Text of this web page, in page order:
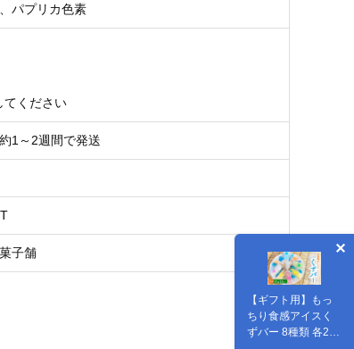
【ギフト用】もっ
ちり食感アイスく
ずバー 8種類 各2本
パプリカ色素
ください
1～2週間で発送
子舗